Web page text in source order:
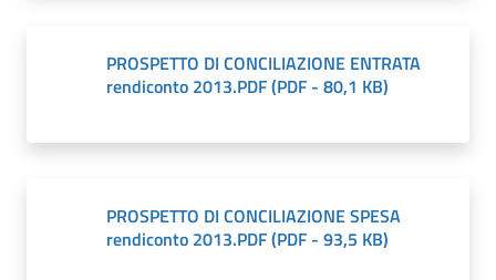
PROSPETTO DI CONCILIAZIONE ENTRATA
rendiconto 2013.PDF(PDF - 80,1 KB)
PROSPETTO DI CONCILIAZIONE SPESA
rendiconto 2013.PDF(PDF - 93,5 KB)